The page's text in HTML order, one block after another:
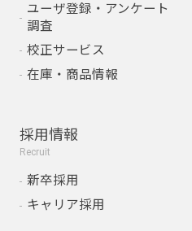
ユーザ登録・アンケート
調査
校正サービス
在庫・商品情報
採用情報
Recruit
新卒採用
キャリア採用